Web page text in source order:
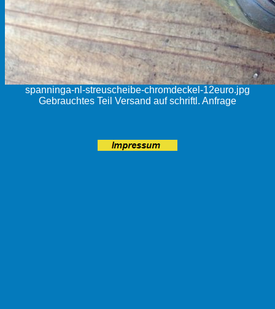
spanninga-nl-streuscheibe-chromdeckel-12euro.jpg
Gebrauchtes Teil Versand auf schriftl. Anfrage